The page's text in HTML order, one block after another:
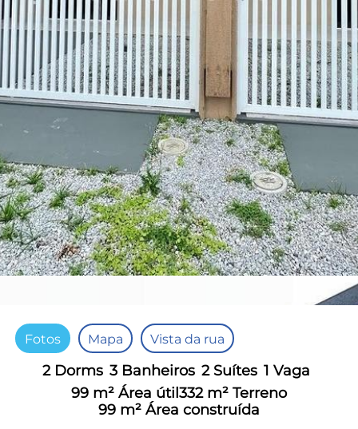
Fotos Mapa Vista da rua
2 Dorms 3 Banheiros 2 Suítes 1 Vaga
99 m² Área útil 332 m² Terreno
99 m² Área construída